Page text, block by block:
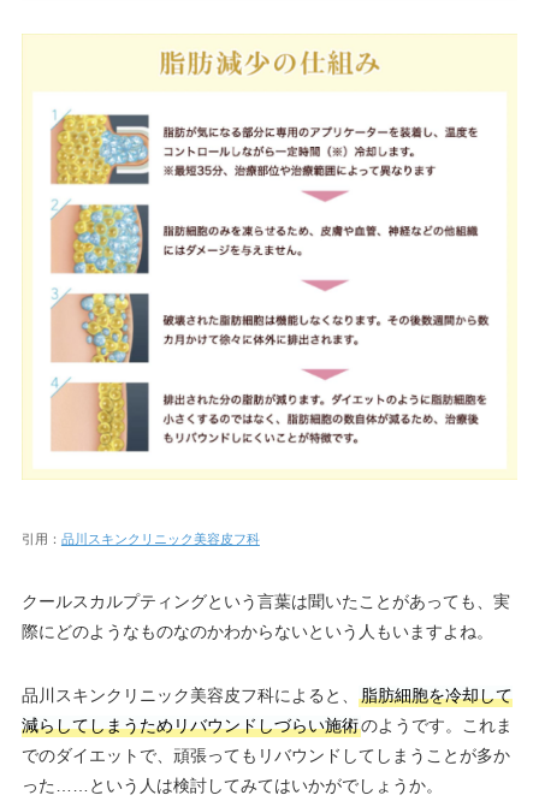
引用： 品川スキンクリニック美容皮フ科
クールスカルプティングという言葉は聞いたことがあっても、実
際にどのようなものなのかわからないという人もいますよね。
品川スキンクリニック美容皮フ科によると、
脂肪細胞を冷却して
減らしてしまうためリバウンドしづらい施術のようです。これま
でのダイエットで、頑張ってもリバウンドしてしまうことが多か
った……という人は検討してみてはいかがでしょうか。